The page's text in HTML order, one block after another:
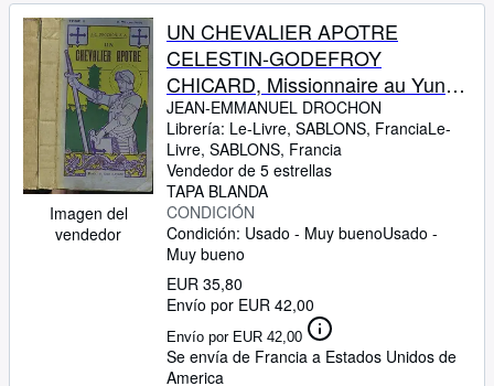
Imagen del
vendedor
UN CHEVALIER APOTRE
CELESTIN-GODEFROY
CHICARD, Missionnaire au Yun-
Nan par Jean-Emmanuel Drochon
des Augustins de l'Assomption.
TOMES I ET II.
JEAN-EMMANUEL DROCHON
Librería: Le-Livre, SABLONS, FranciaLe-
Livre, SABLONS, Francia
Vendedor de 5 estrellas
TAPA BLANDA
CONDICIÓN
Condición: Usado - Muy buenoUsado -
Muy bueno
EUR 35,80
Envío por EUR 42,00
Envío por EUR 42,00
Se envía de Francia a Estados Unidos de
America